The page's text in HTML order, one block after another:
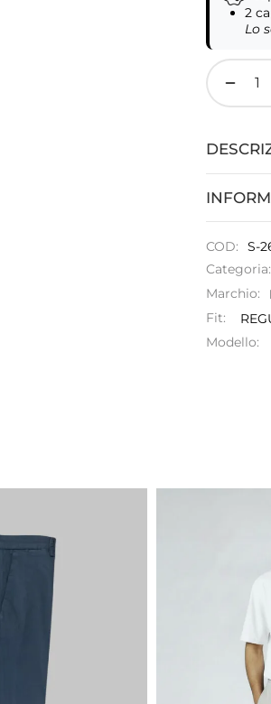
2
Lo
Fit:
Modello:
COD:
S-
Categoria:
Marchio: